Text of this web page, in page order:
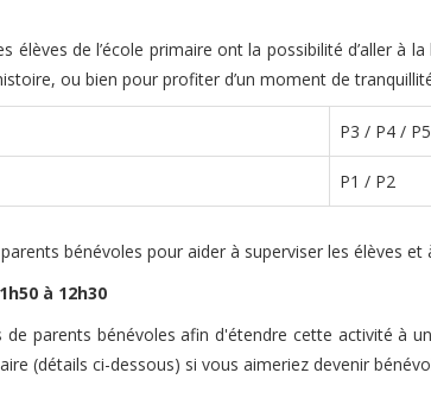
élèves de l’école primaire ont la possibilité d’aller à
ou bien pour profiter d’un moment de
P3 / P4 / P5
P1 / P2
bénévoles pour aider à superviser les élèves et
à 12h30
de parents bénévoles afin d'étendre cette activité à
(détails ci-dessous) si vous aimeriez devenir